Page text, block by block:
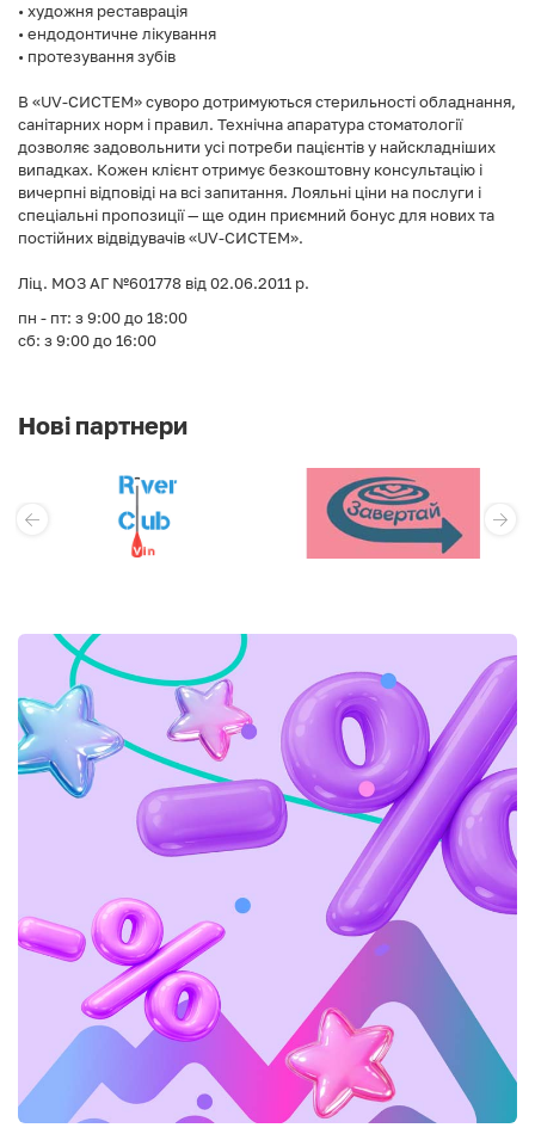
• художня реставрація
• ендодонтичне лікування
• протезування зубів
В «UV-СИСТЕМ» суворо дотримуються стерильності обладнання,
санітарних норм і правил. Технічна апаратура стоматології
дозволяє задовольнити усі потреби пацієнтів у найскладніших
випадках. Кожен клієнт отримує безкоштовну консультацію і
вичерпні відповіді на всі запитання. Лояльні ціни на послуги і
спеціальні пропозиції — ще один приємний бонус для нових та
постійних відвідувачів «UV-СИСТЕМ».
Ліц. МОЗ АГ №601778 від 02.06.2011 р.
пн - пт: з 9:00 до 18:00
сб: з 9:00 до 16:00
Нові партнери